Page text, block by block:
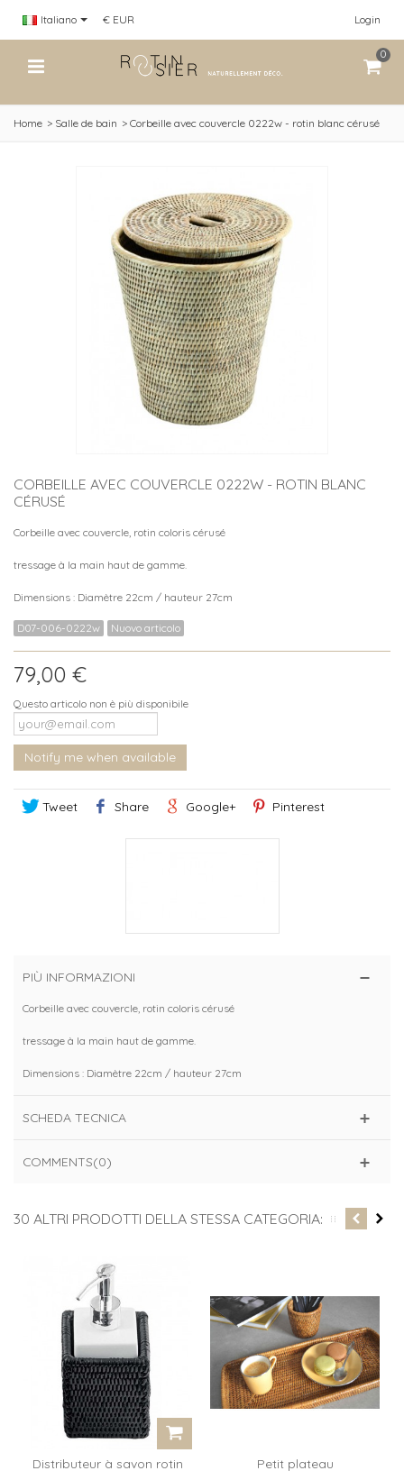
Italiano Login
€ EUR
0
Home > Salle de bain > Corbeille avec couvercle 0222w - rotin blanc cérusé
CORBEILLE AVEC COUVERCLE 0222W - ROTIN BLANC
CÉRUSÉ
Corbeille avec couvercle, rotin coloris cérusé
tressage à la main haut de gamme.
Dimensions : Diamètre 22cm / hauteur 27cm
D07-006-0222w Nuovo articolo
79,00 €
Questo articolo non è più disponibile
Notify me when available
Tweet Share Google+ Pinterest
PIÙ INFORMAZIONI
Corbeille avec couvercle, rotin coloris cérusé
tressage à la main haut de gamme.
Dimensions : Diamètre 22cm / hauteur 27cm
SCHEDA TECNICA
COMMENTS(0)
30 ALTRI PRODOTTI DELLA STESSA CATEGORIA:
Distributeur à savon rotin
Petit plateau